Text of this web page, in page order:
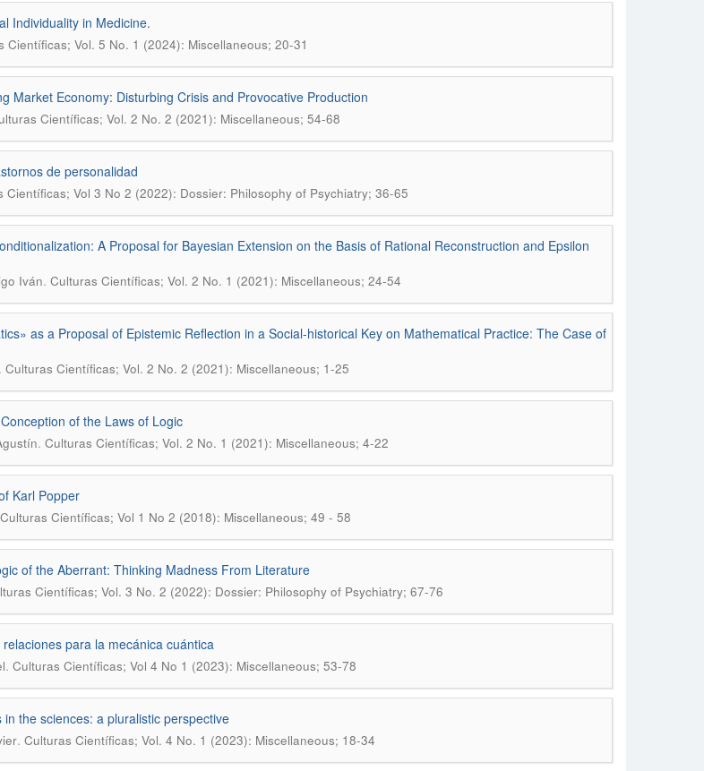
Individuality in Medicine.
Científicas; Vol. 5 No. 1 (2024): Miscellaneous; 20-31
Market Economy: Disturbing Crisis and Provocative Production
Científicas; Vol. 2 No. 2 (2021): Miscellaneous; 54-68
de personalidad
Científicas; Vol 3 No 2 (2022): Dossier: Philosophy of Psychiatry; 36-65
A Proposal for Bayesian Extension on the Basis of Rational Reconstruction and Epsilon
Iván. Culturas Científicas; Vol. 2 No. 1 (2021): Miscellaneous; 24-54
as a Proposal of Epistemic Reflection in a Social-historical Key on Mathematical Practice: The Case of
. Culturas Científicas; Vol. 2 No. 2 (2021): Miscellaneous; 1-25
of the Laws of Logic
. Culturas Científicas; Vol. 2 No. 1 (2021): Miscellaneous; 4-22
Karl Popper
Culturas Científicas; Vol 1 No 2 (2018): Miscellaneous; 49 - 58
of the Aberrant: Thinking Madness From Literature
Científicas; Vol. 3 No. 2 (2022): Dossier: Philosophy of Psychiatry; 67-76
para la mecánica cuántica
. Culturas Científicas; Vol 4 No 1 (2023): Miscellaneous; 53-78
the sciences: a pluralistic perspective
. Culturas Científicas; Vol. 4 No. 1 (2023): Miscellaneous; 18-34